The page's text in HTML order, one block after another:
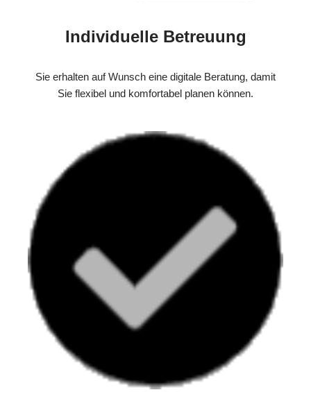
Individuelle Betreuung
Sie erhalten auf Wunsch eine digitale Beratung, damit
Sie flexibel und komfortabel planen können.